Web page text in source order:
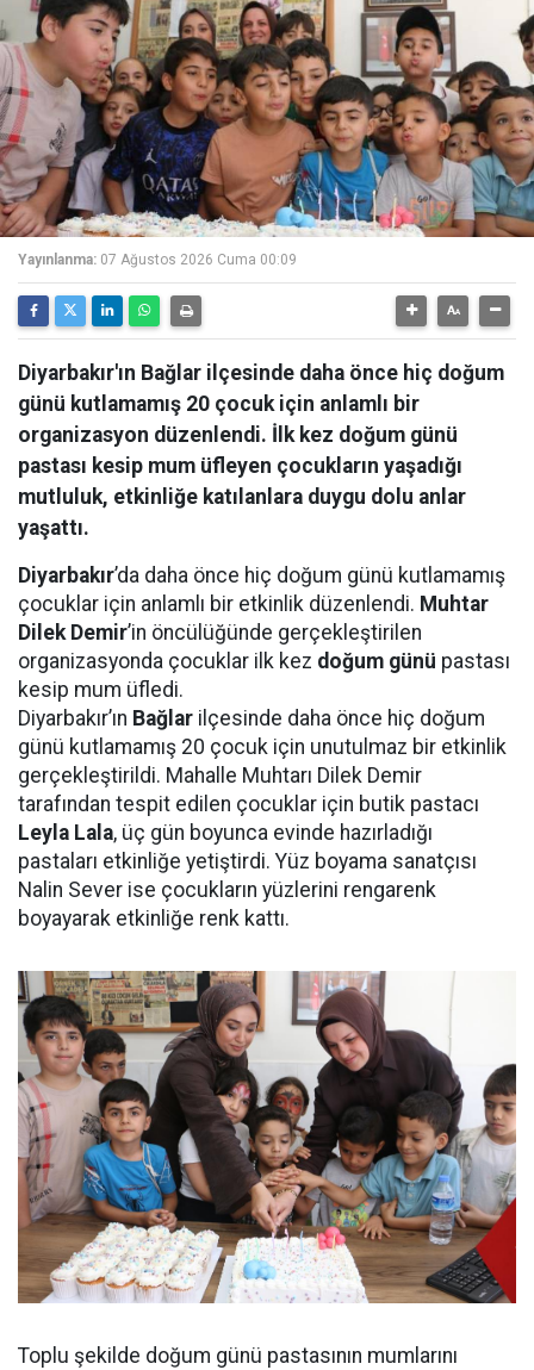
Yayınlanma: 07 Ağustos 2026 Cuma 00:09
Diyarbakır'ın Bağlar ilçesinde daha önce hiç doğum
günü kutlamamış 20 çocuk için anlamlı bir
organizasyon düzenlendi. İlk kez doğum günü
pastası kesip mum üfleyen çocukların yaşadığı
mutluluk, etkinliğe katılanlara duygu dolu anlar
yaşattı.
Diyarbakır’da daha önce hiç doğum günü kutlamamış
çocuklar için anlamlı bir etkinlik düzenlendi. Muhtar
Dilek Demir’in öncülüğünde gerçekleştirilen
organizasyonda çocuklar ilk kez doğum günü pastası
kesip mum üfledi.
Diyarbakır’ın Bağlar ilçesinde daha önce hiç doğum
günü kutlamamış 20 çocuk için unutulmaz bir etkinlik
gerçekleştirildi. Mahalle Muhtarı Dilek Demir
tarafından tespit edilen çocuklar için butik pastacı
Leyla Lala, üç gün boyunca evinde hazırladığı
pastaları etkinliğe yetiştirdi. Yüz boyama sanatçısı
Nalin Sever ise çocukların yüzlerini rengarenk
boyayarak etkinliğe renk kattı.
Toplu şekilde doğum günü pastasının mumlarını